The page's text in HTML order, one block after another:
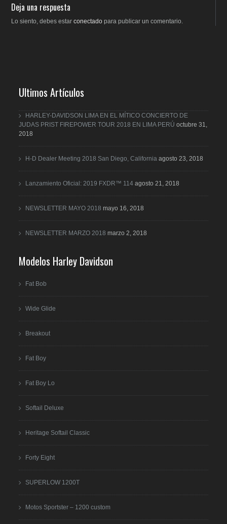
Deja una respuesta
Lo siento, debes estarconectado para publicar un comentario.
Ultimos Artículos
HARLEY-DAVIDSON LIMA EN EL MÍTICO CONCIERTO DE
JUDAS PRIST FIREPOWER TOUR 2018 EN LIMA PERÚ octubre 31,
2018
H-D Dealer Meeting 2018 San Diego, California agosto 23, 2018
Lanzamiento Oficial: 2019 FXDR™ 114 agosto 21, 2018
NEWSLETTER MAYO 2018 mayo 16, 2018
NEWSLETTER MARZO 2018 marzo 2, 2018
Modelos Harley Davidson
Fat Bob
Wide Glide
Breakout
Fat Boy
Fat Boy Lo
Softail Deluxe
Heritage Softail Classic
Forty Eight
SUPERLOW 1200T
Motos Sportster – 1200 custom